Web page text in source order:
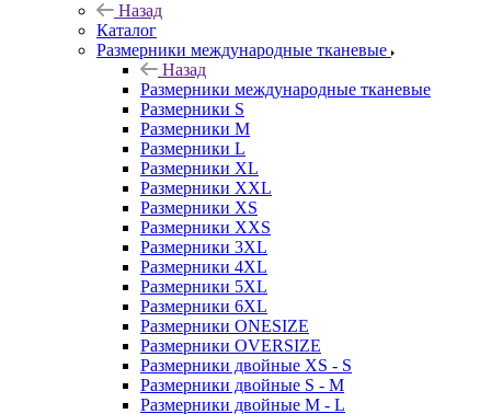
Назад
Каталог
Размерники международные тканевые
Назад
Размерники международные тканевые
Размерники S
Размерники M
Размерники L
Размерники XL
Размерники XXL
Размерники XS
Размерники XXS
Размерники 3XL
Размерники 4XL
Размерники 5XL
Размерники 6XL
Размерники ONESIZE
Размерники OVERSIZE
Размерники двойные XS - S
Размерники двойные S - M
Размерники двойные M - L